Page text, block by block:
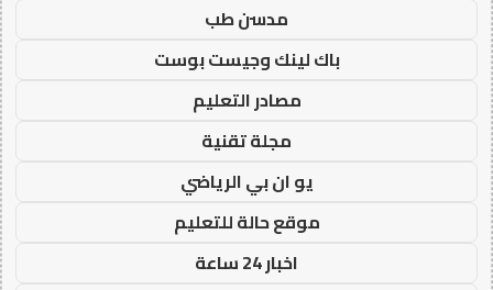
مدسن طب
باك لينك وجيست بوست
مصادر التعليم
مجلة تقنية
يو ان بي الرياضي
موقع حالة للتعليم
اخبار 24 ساعة